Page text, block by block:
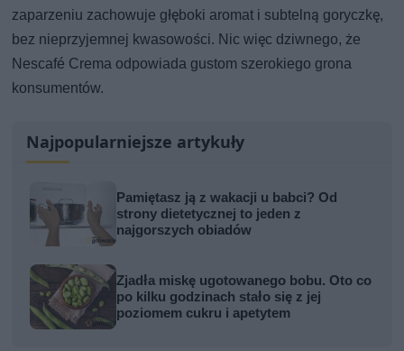
zaparzeniu zachowuje głęboki aromat i subtelną goryczkę,
bez nieprzyjemnej kwasowości. Nic więc dziwnego, że
Nescafé Crema odpowiada gustom szerokiego grona
konsumentów.
Najpopularniejsze artykuły
Pamiętasz ją z wakacji u babci? Od
strony dietetycznej to jeden z
najgorszych obiadów
Zjadła miskę ugotowanego bobu. Oto co
po kilku godzinach stało się z jej
poziomem cukru i apetytem